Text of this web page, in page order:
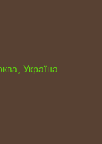
Україна